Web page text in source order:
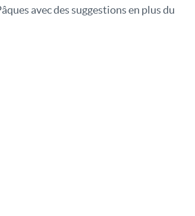
avec des suggestions en plus du